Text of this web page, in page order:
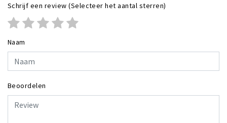
Schrijf een review (Selecteer het aantal sterren)
Naam
Beoordelen